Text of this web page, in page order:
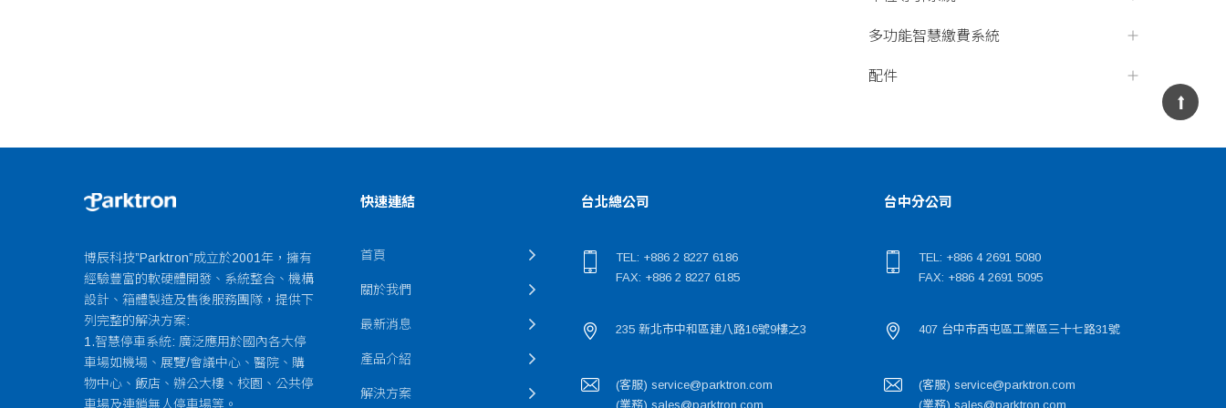
多功能智慧繳費系統
配件
博辰科技”Parktron”成立於2001年，擁有
經驗豐富的軟硬體開發、系統整合、機構
設計、箱體製造及售後服務團隊，提供下
列完整的解決方案:
1.智慧停車系統: 廣泛應用於國內各大停
車場如機場、展覽/會議中心、醫院、購
物中心、飯店、辦公大樓、校園、公共停
車場及連鎖無人停車場等。
快速連結
首頁
關於我們
最新消息
產品介紹
解決方案
台北總公司
TEL: +886 2 8227 6186
FAX: +886 2 8227 6185
235 新北市中和區建八路16號9樓之3
(客服) service@parktron.com
(業務) sales@parktron.com
台中分公司
TEL: +886 4 2691 5080
FAX: +886 4 2691 5095
407 台中市西屯區工業區三十七路31號
(客服) service@parktron.com
(業務) sales@parktron.com